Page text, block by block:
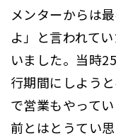
メンターからは
よ」と言われて
いました。当時
行期間にしよう
で営業もやって
前とはとうてい